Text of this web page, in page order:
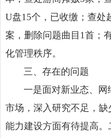
U盘15个，已收缴；查处
案，删除问题曲目1首；
化管理秩序。
三、存在的问题
一是面对新业态、
市场，深入研究不足，
能力建设方面有待提高。